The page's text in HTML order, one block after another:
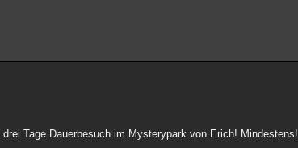
Tage Dauerbesuch im Mysterypark von Erich! Mindestens!